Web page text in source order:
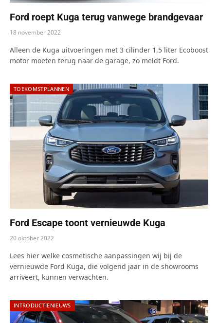
Ford roept Kuga terug vanwege brandgevaar
18 november 2022
Alleen de Kuga uitvoeringen met 3 cilinder 1,5 liter Ecoboost
motor moeten terug naar de garage, zo meldt Ford.
TOEKOMSTPLANNEN
Ford Escape toont vernieuwde Kuga
20 oktober 2022
Lees hier welke cosmetische aanpassingen wij bij de
vernieuwde Ford Kuga, die volgend jaar in de showrooms
arriveert, kunnen verwachten.
INTRODUCTIENIEUWS